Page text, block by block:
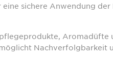
sichere Anwendung
Aromadüfte